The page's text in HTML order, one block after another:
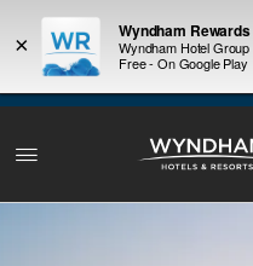
total.
dos noches
Wyndham en
×
Wyndham Rewards
Wyndham Hotel Group
Free - On Google Play